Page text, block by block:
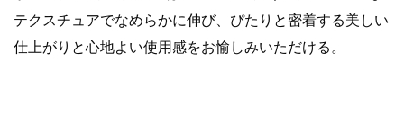
テクスチュアでなめらかに伸び、ぴたりと密着する美しい
仕上がりと心地よい使用感をお愉しみいただける。